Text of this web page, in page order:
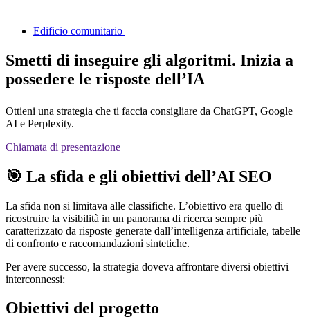
Edificio comunitario
Smetti di inseguire gli algoritmi. Inizia a
possedere le risposte dell’IA
Ottieni una strategia che ti faccia consigliare da ChatGPT, Google
AI e Perplexity.
Chiamata di presentazione
🎯 La sfida e gli obiettivi dell’AI SEO
La sfida non si limitava alle classifiche. L’obiettivo era quello di
ricostruire la visibilità in un panorama di ricerca sempre più
caratterizzato da risposte generate dall’intelligenza artificiale, tabelle
di confronto e raccomandazioni sintetiche.
Per avere successo, la strategia doveva affrontare diversi obiettivi
interconnessi:
Obiettivi del progetto